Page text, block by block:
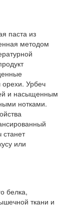
паста из
методом
орехи. Урбеч
и насыщенным
нотками.
или
белка,
ткани и